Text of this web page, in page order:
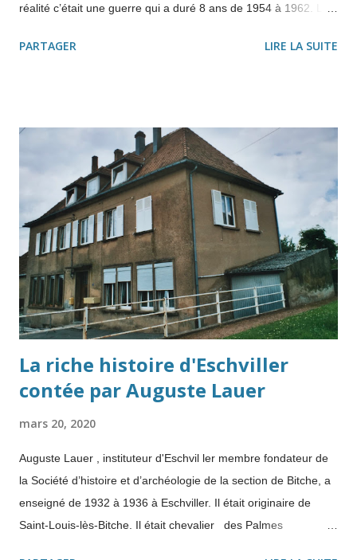
réalité c’était une guerre qui a duré 8 ans de 1954 à 1962. Le
voulait une décolonisation en douceur". C'est pourquoi il
"République autonome" . Puis il jette l’éponge en 1951. " Il n’y
a plus d’autres solutions que les mitraillettes" , s’attrista-t-il. "
Toute sa vie, Abbas aura rêvé d’une décolonisation en
douceur" , écrit Charles-Robert Ageron dans Genèse de
l’Algérie algérienne . Le maintien de l'ordre se transforme en
guerre Elle a opposé l'armée française à des insurgés
nationalistes al...
PARTAGER LIRE LA SUITE
La riche histoire d'Eschviller
contée par Auguste Lauer
mars 20, 2020
Auguste Lauer , instituteur d'Eschvil ler membre fondateur de
la Société d’histoire et d’archéologie de la section de Bitche, a
enseigné de 1932 à 1936 à Eschviller. Il était originaire de
Saint-Louis-lès-Bitche. Il était chevalier des Palmes